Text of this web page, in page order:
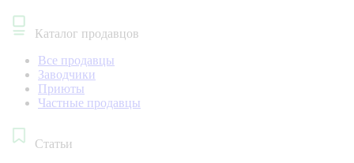
Каталог продавцов
Все продавцы
Заводчики
Приюты
Частные продавцы
Статьи